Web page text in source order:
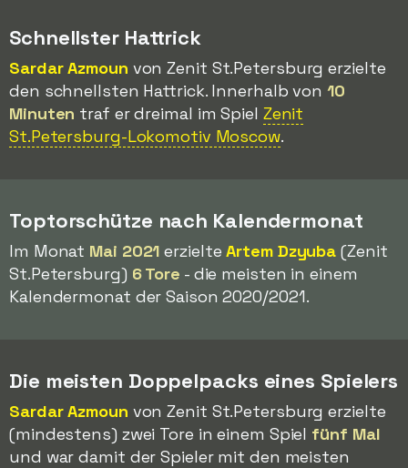
Schnellster Hattrick
Sardar Azmoun von Zenit St.Petersburg erzielte
den schnellsten Hattrick. Innerhalb von 10
Minuten traf er dreimal im Spiel Zenit
St.Petersburg-Lokomotiv Moscow.
Toptorschütze nach Kalendermonat
Im Monat Mai 2021 erzielteArtem Dzyuba (Zenit
St.Petersburg) 6 Tore - die meisten in einem
Kalendermonat der Saison 2020/2021.
Die meisten Doppelpacks eines Spielers
Sardar Azmoun von Zenit St.Petersburg erzielte
(mindestens) zwei Tore in einem Spiel fünf Mal
und war damit der Spieler mit den meisten